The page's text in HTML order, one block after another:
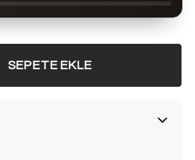
SEPETE EKLE